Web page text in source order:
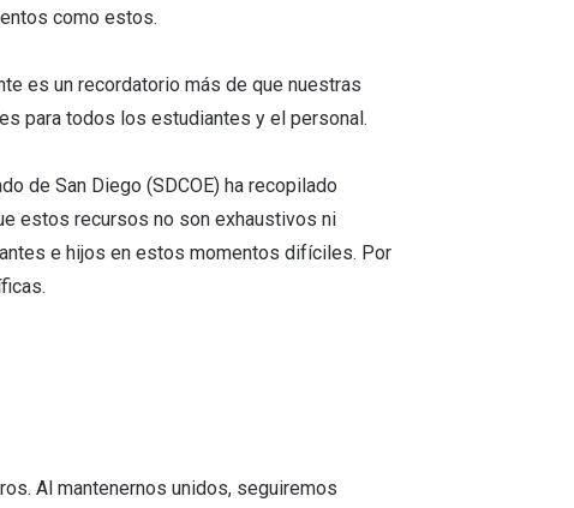
como estos.
es un recordatorio más de que nuestras
para todos los estudiantes y el personal.
de San Diego (SDCOE) ha recopilado
estos recursos no son exhaustivos ni
e hijos en estos momentos difíciles. Por
Al mantenernos unidos, seguiremos